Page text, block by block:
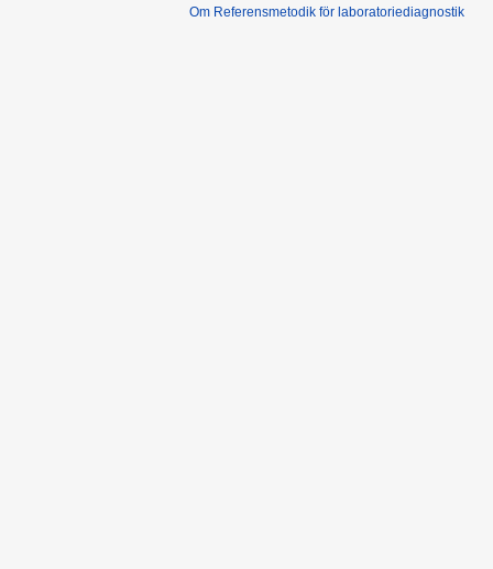
Om Referensmetodik för laboratoriediagnostik